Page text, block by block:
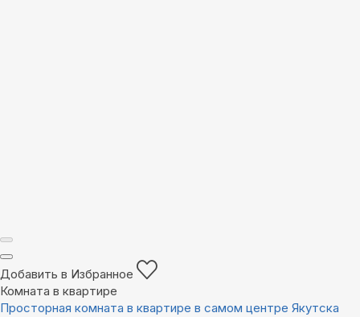
Добавить в Избранное
Комната в квартире
Просторная комната в квартире в самом центре Якутска